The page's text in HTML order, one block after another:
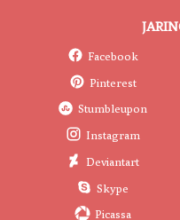
Facebook
Pinterest
Stumbleupon
Instagram
Deviantart
Skype
Picassa